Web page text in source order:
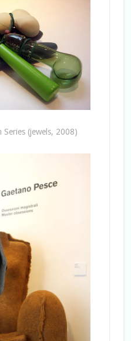
Series (jewels, 2008)